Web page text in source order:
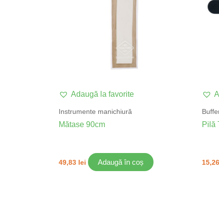
Adaugă la favorite
Instrumente manichiură
Mătase 90cm
49,83 lei Adaugă în coș
Pilă
15,26